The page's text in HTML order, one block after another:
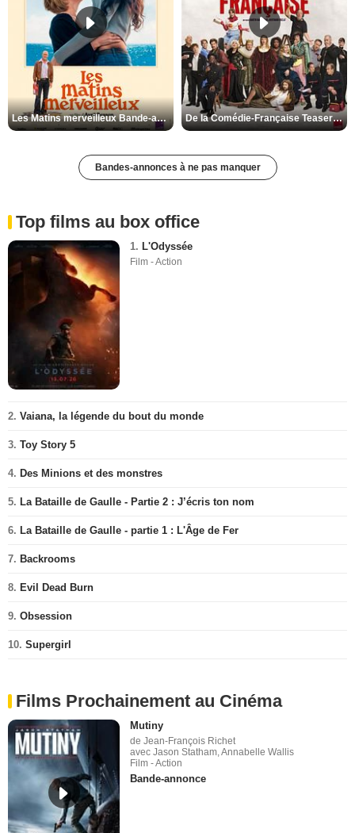
Les Matins merveilleux Bande-annonce VF De la Comédie-Française Teaser VF
Bandes-annonces à ne pas manquer
Top films au box office
1. L'Odyssée
Film - Action
2. Vaiana, la légende du bout du monde
3. Toy Story 5
4. Des Minions et des monstres
5. La Bataille de Gaulle - Partie 2 : J’écris ton nom
6. La Bataille de Gaulle - partie 1 : L'Âge de Fer
7. Backrooms
8. Evil Dead Burn
9. Obsession
10. Supergirl
Films Prochainement au Cinéma
Mutiny
de Jean-François Richet
avec Jason Statham, Annabelle Wallis
Film - Action
Bande-annonce